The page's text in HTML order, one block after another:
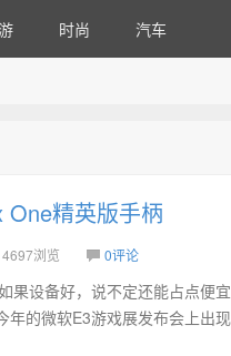
时尚 汽车
One精英版手柄
4697浏览 0评论
果设备好，说不定还能占点便
的微软E3游戏展发布会上出